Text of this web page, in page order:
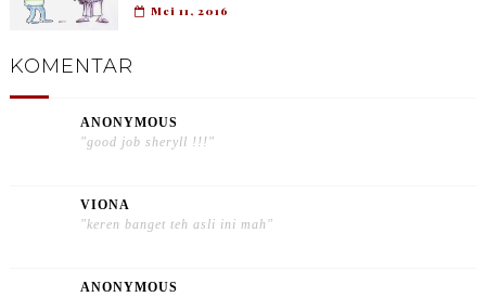
Mei 11, 2016
KOMENTAR
ANONYMOUS
"good job sheryll !!!"
VIONA
"keren banget teh asli ini mah"
ANONYMOUS